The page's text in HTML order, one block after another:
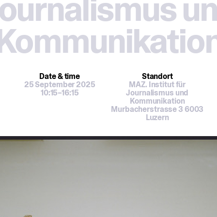
Date& time
25 September 2025
10:15–16:15
Standort
MAZ. Institut für
Journalismus und
Kommunikation
Murbacherstrasse 3 6003
Luzern